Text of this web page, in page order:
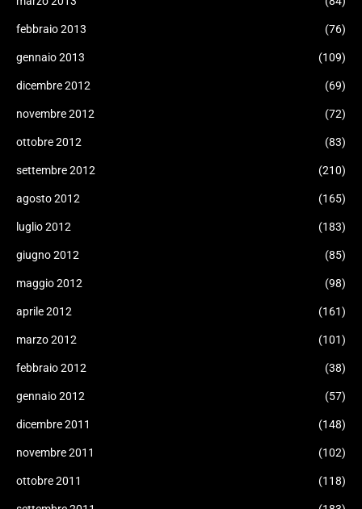
febbraio 2013 (76)
gennaio 2013 (109)
dicembre 2012 (69)
novembre 2012 (72)
ottobre 2012 (83)
settembre 2012 (210)
agosto 2012 (165)
luglio 2012 (183)
giugno 2012 (85)
maggio 2012 (98)
aprile 2012 (161)
marzo 2012 (101)
febbraio 2012 (38)
gennaio 2012 (57)
dicembre 2011 (148)
novembre 2011 (102)
ottobre 2011 (118)